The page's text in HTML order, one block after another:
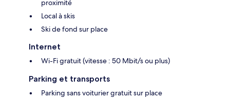
proximité
Local à skis
Ski de fond sur place
Internet
Wi-Fi gratuit (vitesse : 50 Mbit/s ou plus)
Parking et transports
Parking sans voiturier gratuit sur place